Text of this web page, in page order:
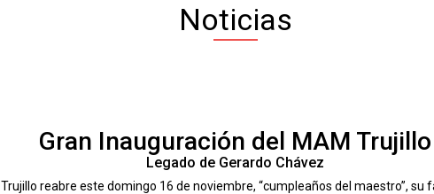
Noticias
Gran Inauguración del MAM Trujillo
Legado de Gerardo Chávez
Trujillo reabre este domingo 16 de noviembre, “cumpleaños del maestro”, su